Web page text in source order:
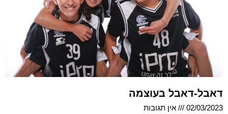
דאבל-דאבל בעוצמה
02/03/2023
אין תגובות